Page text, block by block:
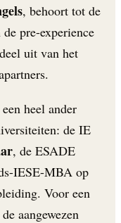
, behoort tot de
pre-experience
uit van het
heel ander
de IE
, de ESADE
IESE-MBA op
Voor een
aangewezen